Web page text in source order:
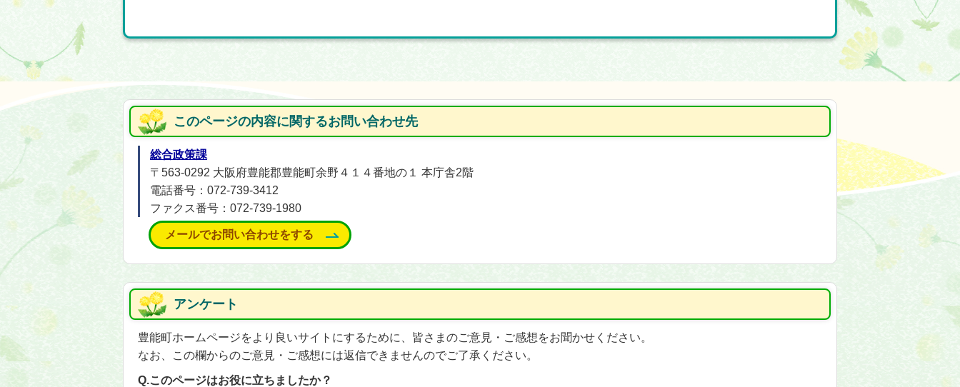
このページの内容に関するお問い合わせ先
総合政策課
〒563-0292 大阪府豊能郡豊能町余野４１４番地の１ 本庁舎2階
電話番号：072-739-3412
ファクス番号：072-739-1980
メールでお問い合わせをする
アンケート
豊能町ホームページをより良いサイトにするために、皆さまのご意見・ご感想をお聞かせください。
なお、この欄からのご意見・ご感想には返信できませんのでご了承ください。
Q.このページはお役に立ちましたか？